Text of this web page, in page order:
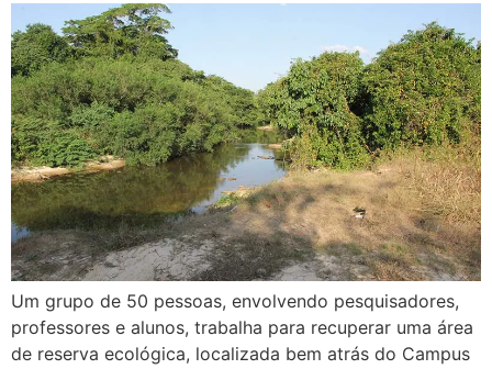
Um grupo de 50 pessoas, envolvendo pesquisadores,
professores e alunos, trabalha para recuperar uma área
de reserva ecológica, localizada bem atrás do Campus